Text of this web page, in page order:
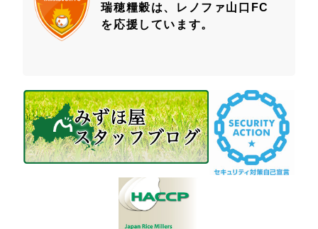
瑞穂糧穀は、レノファ山口FC
を応援しています。